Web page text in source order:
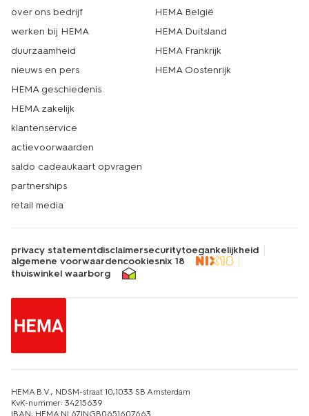
over ons bedrijf
werken bij HEMA
duurzaamheid
nieuws en pers
HEMA geschiedenis
HEMA zakelijk
klantenservice
actievoorwaarden
saldo cadeaukaart opvragen
partnerships
retail media
HEMA België
HEMA Duitsland
HEMA Frankrijk
HEMA Oostenrijk
privacy statementdisclaimersecuritytoegankelijkheid
algemene voorwaardencookiesnix 18
thuiswinkel waarborg
HEMA B.V., NDSM-straat 10,1033 SB Amsterdam
KvK-nummer: 34215639
IBAN: HEMA NL67INGB0651607663